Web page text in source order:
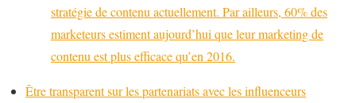
stratégie de contenu actuellement. Par ailleurs, 60% des
marketeurs estiment aujourd’hui que leur marketing de
contenu est plus efficace qu’en 2016.
Être transparent sur les partenariats avec les influenceurs